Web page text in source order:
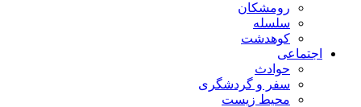
رومشکان
سلسله
کوهدشت
اجتماعی
حوادث
سفر و گردشگری
محیط زیست